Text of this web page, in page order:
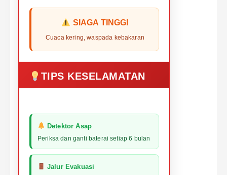
SIAGA TINGGI
Cuaca kering, waspada kebakaran
TIPS KESELAMATAN
Detektor Asap
Periksa dan ganti baterai setiap 6 bulan
Jalur Evakuasi